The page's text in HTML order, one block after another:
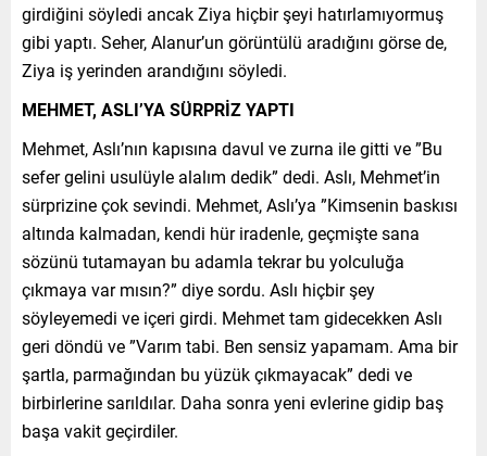
girdiğini söyledi ancak Ziya hiçbir şeyi hatırlamıyormuş
gibi yaptı. Seher, Alanur’un görüntülü aradığını görse de,
Ziya iş yerinden arandığını söyledi.
MEHMET, ASLI’YA SÜRPRİZ YAPTI
Mehmet, Aslı’nın kapısına davul ve zurna ile gitti ve ”Bu
sefer gelini usulüyle alalım dedik” dedi. Aslı, Mehmet’in
sürprizine çok sevindi. Mehmet, Aslı’ya ”Kimsenin baskısı
altında kalmadan, kendi hür iradenle, geçmişte sana
sözünü tutamayan bu adamla tekrar bu yolculuğa
çıkmaya var mısın?” diye sordu. Aslı hiçbir şey
söyleyemedi ve içeri girdi. Mehmet tam gidecekken Aslı
geri döndü ve ”Varım tabi. Ben sensiz yapamam. Ama bir
şartla, parmağından bu yüzük çıkmayacak” dedi ve
birbirlerine sarıldılar. Daha sonra yeni evlerine gidip baş
başa vakit geçirdiler.